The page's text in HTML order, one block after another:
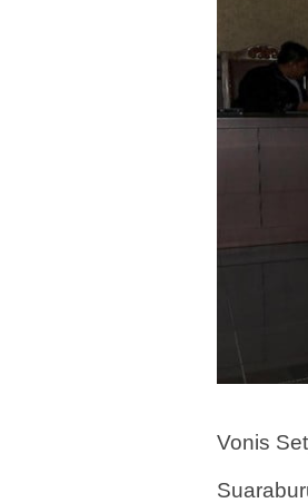
Vonis